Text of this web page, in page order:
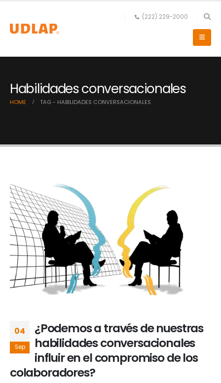
(222) 229-2000
Habilidades conversacionales
HOME TAG - HABILIDADES CONVERSACIONALES
04
Sep
¿Podemos a través de nuestras
habilidades conversacionales
influir en el compromiso de los
colaboradores?